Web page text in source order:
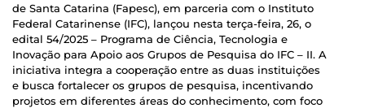
de Santa Catarina (Fapesc), em parceria com o Instituto
Federal Catarinense (IFC), lançou nesta terça-feira, 26, o
edital 54/2025 – Programa de Ciência, Tecnologia e
Inovação para Apoio aos Grupos de Pesquisa do IFC – II. A
iniciativa integra a cooperação entre as duas instituições
e busca fortalecer os grupos de pesquisa, incentivando
projetos em diferentes áreas do conhecimento, com foco